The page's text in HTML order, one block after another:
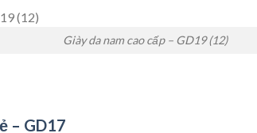
Giày da nam cao cấp – GD19 (12)
– GD17